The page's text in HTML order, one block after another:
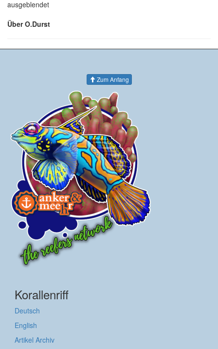
ausgeblendet
Über O.Durst
Zum Anfang
Korallenriff
Deutsch
English
Artikel Archiv